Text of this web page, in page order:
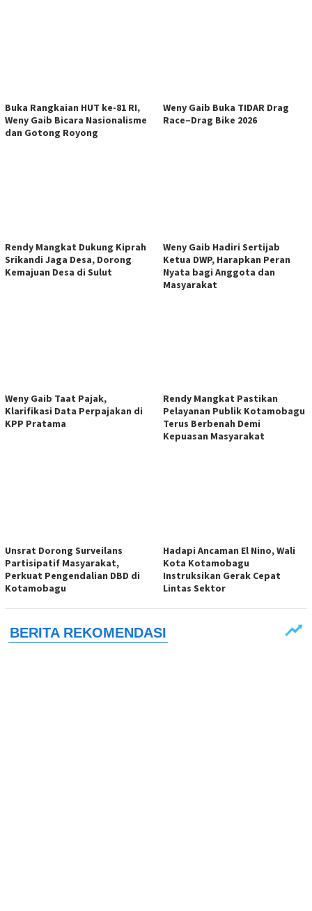
Buka Rangkaian HUT ke-81 RI,
Weny Gaib Bicara Nasionalisme
dan Gotong Royong
Weny Gaib Buka TIDAR Drag
Race–Drag Bike 2026
Rendy Mangkat Dukung Kiprah
Srikandi Jaga Desa, Dorong
Kemajuan Desa di Sulut
Weny Gaib Hadiri Sertijab
Ketua DWP, Harapkan Peran
Nyata bagi Anggota dan
Masyarakat
Weny Gaib Taat Pajak,
Klarifikasi Data Perpajakan di
KPP Pratama
Rendy Mangkat Pastikan
Pelayanan Publik Kotamobagu
Terus Berbenah Demi
Kepuasan Masyarakat
Unsrat Dorong Surveilans
Partisipatif Masyarakat,
Perkuat Pengendalian DBD di
Kotamobagu
Hadapi Ancaman El Nino, Wali
Kota Kotamobagu
Instruksikan Gerak Cepat
Lintas Sektor